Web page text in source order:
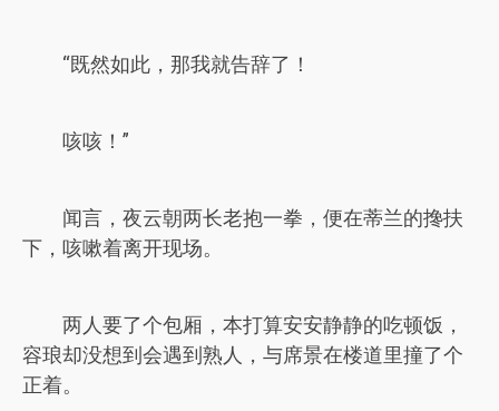
“既然如此，那我就告辞了！
咳咳！”
闻言，夜云朝两长老抱一拳，便在蒂兰的搀扶
下，咳嗽着离开现场。
两人要了个包厢，本打算安安静静的吃顿饭，
容琅却没想到会遇到熟人，与席景在楼道里撞了个
正着。